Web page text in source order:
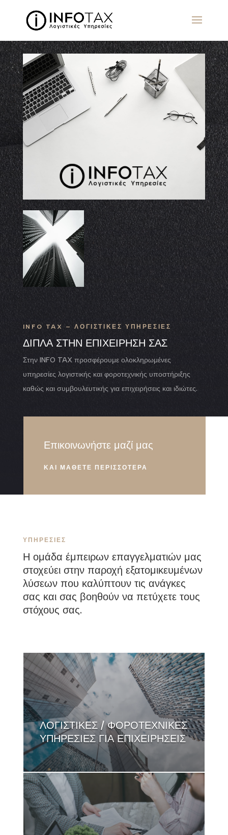
INFO TAX – ΛΟΓΙΣΤΙΚΕΣ ΥΠΗΡΕΣΙΕΣ
ΔΙΠΛΑ ΣΤΗΝ ΕΠΙΧΕΙΡΗΣΗ ΣΑΣ
Στην INFO TAX προσφέρουμε ολοκληρωμένες
υπηρεσίες λογιστικής και φοροτεχνικής υποστήριξης
καθώς και συμβουλευτικής για επιχειρήσεις και ιδιώτες.
Επικοινωνήστε μαζί μας
ΚΑΙ ΜΑΘΕΤΕ ΠΕΡΙΣΣΟΤΕΡΑ
ΥΠΗΡΕΣΙΕΣ
Η ομάδα έμπειρων επαγγελματιών μας
στοχεύει στην παροχή εξατομικευμένων
λύσεων που καλύπτουν τις ανάγκες
σας και σας βοηθούν να πετύχετε τους
στόχους σας.
ΛΟΓΙΣΤΙΚΕΣ / ΦΟΡΟΤΕΧΝΙΚΕΣ
ΥΠΗΡΕΣΙΕΣ ΓΙΑ ΕΠΙΧΕΙΡΗΣΕΙΣ